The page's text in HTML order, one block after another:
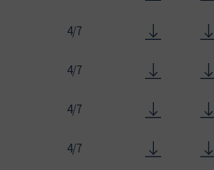
4/7
4/7
4/7
4/7